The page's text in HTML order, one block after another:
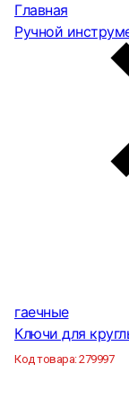
Главная
Ручной
гаечные
Ключи для
Код товара:279997